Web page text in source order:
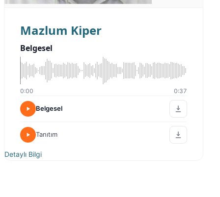
Mazlum Kiper
Belgesel
0:00 0:37
Belgesel
Tanıtım
Detaylı Bilgi